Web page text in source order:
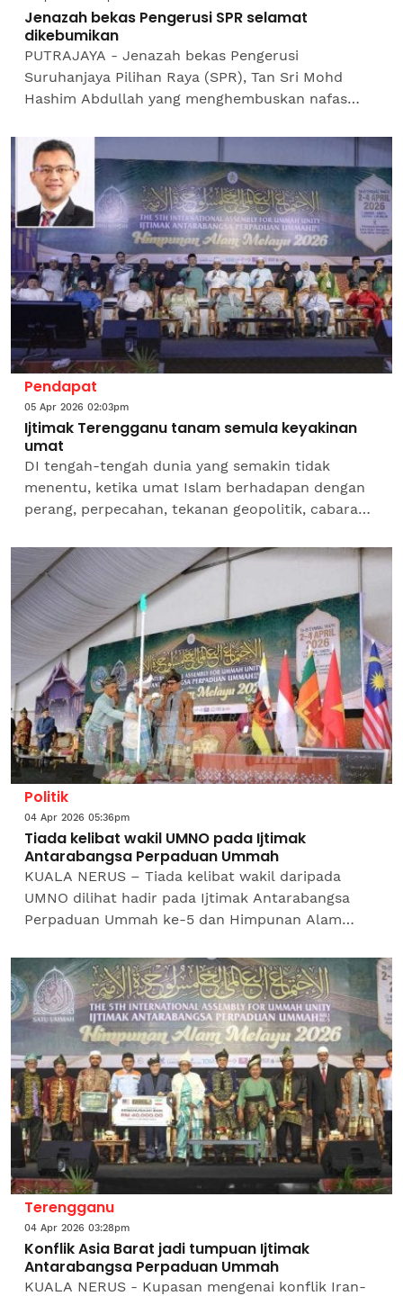
Jenazah bekas Pengerusi SPR selamat
dikebumikan
PUTRAJAYA - Jenazah bekas Pengerusi
Suruhanjaya Pilihan Raya (SPR), Tan Sri Mohd
Hashim Abdullah yang menghembuskan nafas
dikebumikan di Tanah...
Pendapat
05 Apr 2026 02:03pm
Ijtimak Terengganu tanam semula keyakinan
umat
DI tengah-tengah dunia yang semakin tidak
menentu, ketika umat Islam berhadapan dengan
perang, perpecahan, tekanan geopolitik, cabaran
pernah berhenti,...
Politik
04 Apr 2026 05:36pm
Tiada kelibat wakil UMNO pada Ijtimak
Antarabangsa Perpaduan Ummah
KUALA NERUS – Tiada kelibat wakil daripada
UMNO dilihat hadir pada Ijtimak Antarabangsa
Perpaduan Ummah ke-5 dan Himpunan Alam
kompleks sukan di sini,...
Terengganu
04 Apr 2026 03:28pm
Konflik Asia Barat jadi tumpuan Ijtimak
Antarabangsa Perpaduan Ummah
KUALA NERUS - Kupasan mengenai konflik Iran-